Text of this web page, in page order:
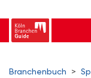
Branchenbuch >